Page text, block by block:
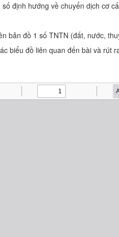
định hướng về chuyển dịch cơ
bản đồ 1 số TNTN (đất, nước,
biểu đồ liên quan đến bài và rút